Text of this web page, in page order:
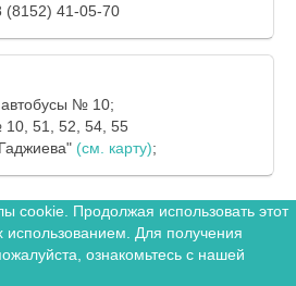
41-05-70
№ 10;
51, 52, 54, 55
(см. карту);
cookie. Продолжая использовать этот
использованием. Для получения
ознакомьтесь с нашей